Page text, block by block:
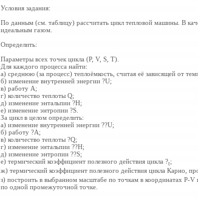
Условия задания:
По данным (см. таблицу) рассчитать цикл тепловой машины. В
идеальным газом.
Определить:
Параметры всех точек цикла (P, V, S, T).
Для каждого процесса найти:
а) среднюю (за процесс) теплоёмкость, считая её зависящей от
б) изменение внутренней энергии ?U;
в) работу А;
г) количество теплоты Q;
д) изменение энтальпии ?H;
е) изменение энтропии ?S.
За цикл в целом определить:
а) изменение внутренней энергии ??U;
б) работу ?А;
в) количество теплоты ?Q;
г) изменение энтальпии ??H;
д) изменение энтропии ??S;
е) термический коэффициент полезного действия цикла ?t;
ж) термический коэффициент полезного действия цикла Карно,
з) построить в выбранном масштабе по точкам в координатах P-
по одной промежуточной точке.